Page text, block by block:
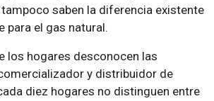
saben la diferencia existente
para el gas natural.
los hogares desconocen las
y distribuidor de
diez hogares no distinguen entre